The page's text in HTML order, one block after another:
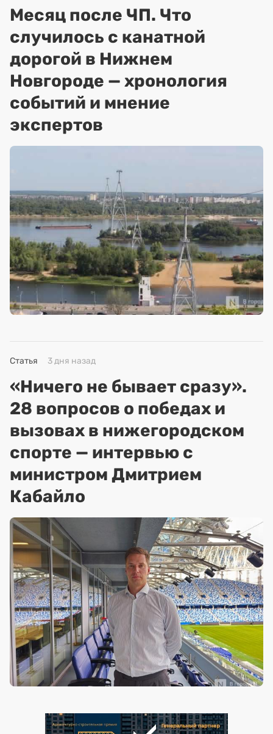
Месяц после ЧП. Что
случилось с канатной
дорогой в Нижнем
Новгороде — хронология
событий и мнение
экспертов
Статья 3 дня назад
«Ничего не бывает сразу».
28 вопросов о победах и
вызовах в нижегородском
спорте — интервью с
министром Дмитрием
Кабайло